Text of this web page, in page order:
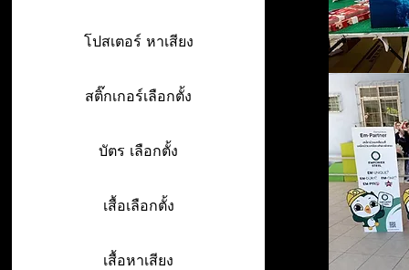
โปสเตอร์ หาเสียง
สติ๊กเกอร์เลือกตั้ง
บัตร เลือกตั้ง
เสื้อเลือกตั้ง
เสื้อหาเสียง